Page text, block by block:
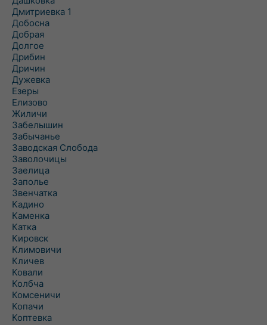
Дмитриевка 1
Добосна
Добрая
Долгое
Дрибин
Дричин
Дужевка
Езеры
Елизово
Жиличи
Забелышин
Забычанье
Заводская Слобода
Заволочицы
Заелица
Заполье
Звенчатка
Кадино
Каменка
Катка
Кировск
Климовичи
Кличев
Ковали
Колбча
Комсеничи
Копачи
Коптевка